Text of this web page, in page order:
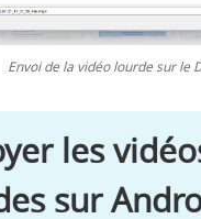
Envoi de la vidéo lourde sur le
les
sur